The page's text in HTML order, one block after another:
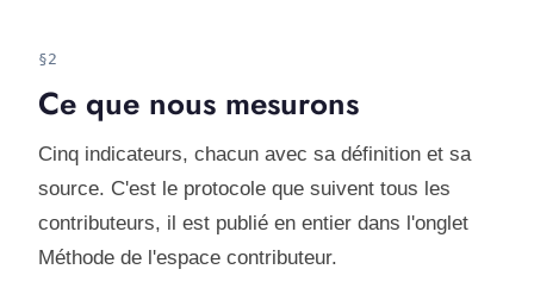
§2
Ce que nous mesurons
Cinq indicateurs, chacun avec sa définition et sa
source. C'est le protocole que suivent tous les
contributeurs, il est publié en entier dans l'onglet
Méthode de l'espace contributeur.